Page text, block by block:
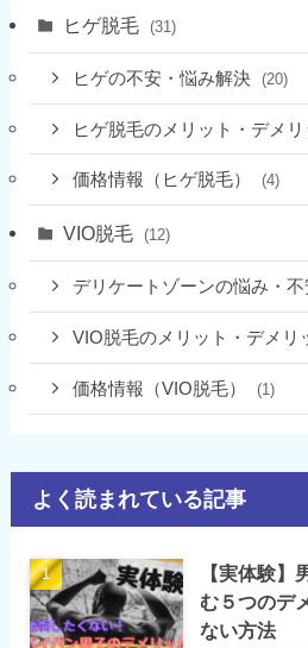
ヒゲ脱毛 (31)
ヒゲの不安・悩み解決 (20)
ヒゲ脱毛のメリット・デメリ
価格情報（ヒゲ脱毛） (4)
VIO脱毛 (12)
デリケートゾーンの悩み・不
VIO脱毛のメリット・デメリ
価格情報（VIO脱毛） (1)
よく読まれている記事
【実体験】
む５つのデ
ない方法